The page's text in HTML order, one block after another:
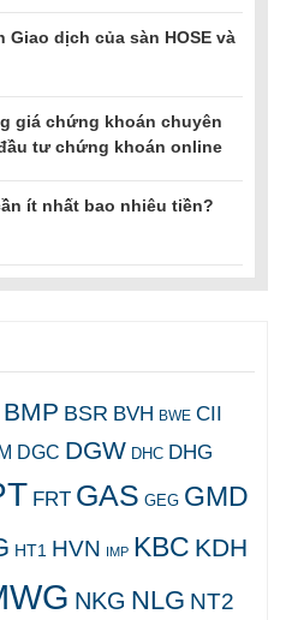
dịch của sàn HOSE và
giá chứng khoán chuyên
tư chứng khoán online
ít nhất bao nhiêu tiền?
BMP BSR BVH BWE CII
DGC DGW DHC DHG
FRT GAS GEG GMD
HT1 HVN IMP KBC KDH
NKG NLG NT2